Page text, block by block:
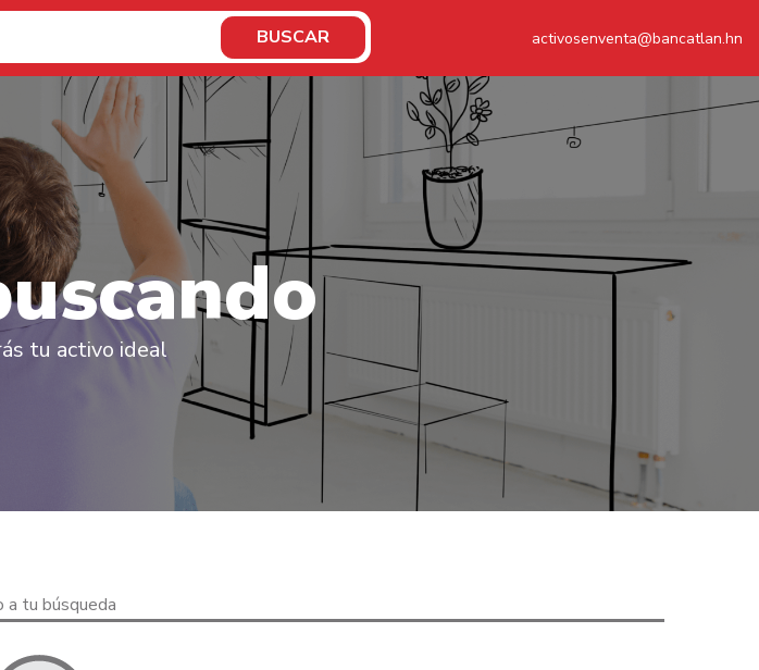
activosenventa@bancatlan.hn
BUSCAR
uscando
tu activo ideal
a tu búsqueda